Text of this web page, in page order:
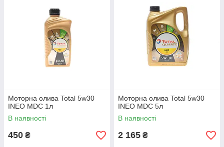
Моторна олива Total 5w30
INEO MDC 1л
В наявності
450 ₴
Моторна олива Total 5w30
INEO MDC 5л
В наявності
2 165 ₴